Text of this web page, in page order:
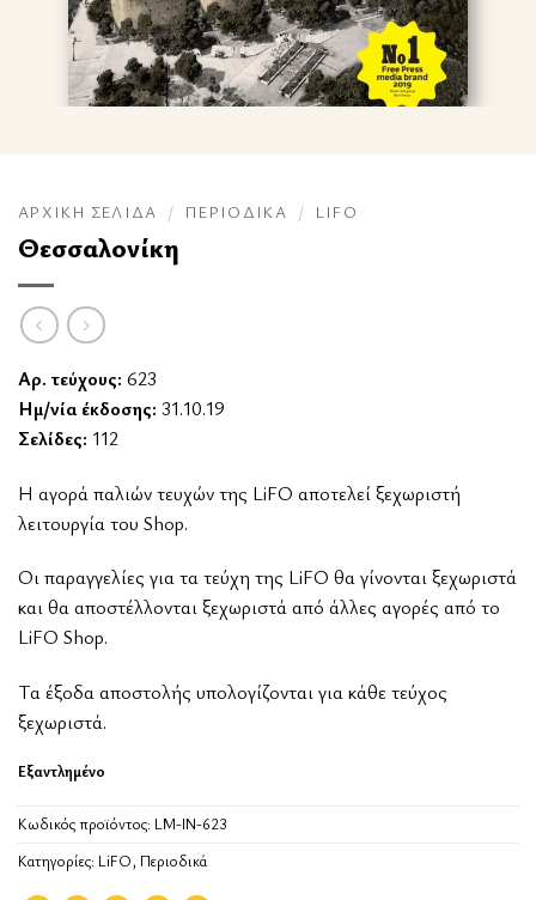
ΑΡΧΙΚΉ ΣΕΛΊΔΑ / ΠΕΡΙΟΔΙΚΆ / LIFO
Θεσσαλονίκη
Αρ. τεύχους: 623
Ημ/νία έκδοσης: 31.10.19
Σελίδες: 112
Η αγορά παλιών τευχών της LiFO αποτελεί ξεχωριστή
λειτουργία του Shop.
Οι παραγγελίες για τα τεύχη της LiFO θα γίνονται ξεχωριστά
και θα αποστέλλονται ξεχωριστά από άλλες αγορές από το
LiFO Shop.
Tα έξοδα αποστολής υπολογίζονται για κάθε τεύχος
ξεχωριστά.
Εξαντλημένο
Κωδικός προϊόντος: LM-IN-623
Κατηγορίες: LiFO, Περιοδικά